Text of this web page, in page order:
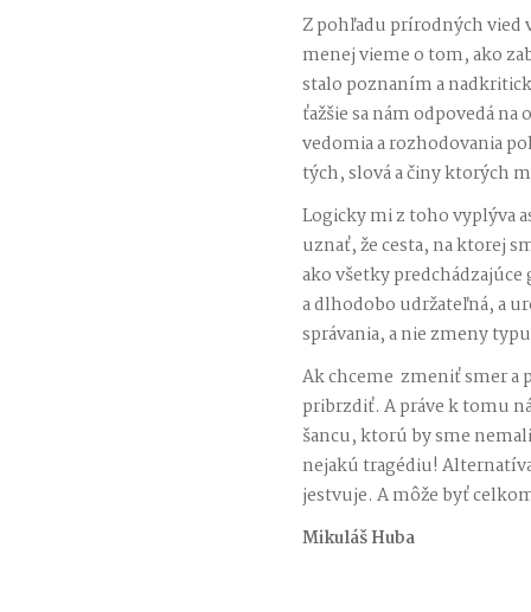
Z pohľadu prírodných vied
menej vieme o tom, ako
stalo poznaním a
ťažšie sa nám odpovedá
vedomia a rozhodovania
tých, slová a činy ktorých
Logicky mi z toho vyplýva
uznať, že cesta, na ktorej
ako všetky
a dlhodobo udržateľná, a
správania, a nie zmeny
Ak chceme zmeniť smer a
pribrzdiť. A práve k tomu
šancu, ktorú by sme
nejakú tragédiu!
jestvuje. A môže byť
Mikuláš Huba